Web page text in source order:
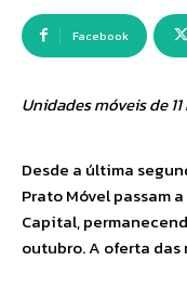
Facebook
Unidades móveis de
Desde a última
Prato Móvel passam
Capital,
outubro. A oferta das